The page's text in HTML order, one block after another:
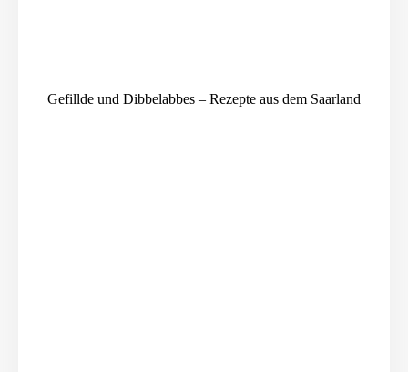
Gefillde und Dibbelabbes – Rezepte aus dem Saarland